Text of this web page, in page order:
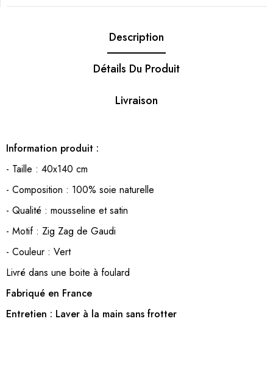
Description
Détails Du Produit
Livraison
Information produit :
- Taille : 40x140 cm
- Composition : 100% soie naturelle
- Qualité : mousseline et satin
- Motif : Zig Zag de Gaudi
- Couleur : Vert
Livré dans une boite à foulard
Fabriqué en France
Entretien : Laver à la main sans frotter